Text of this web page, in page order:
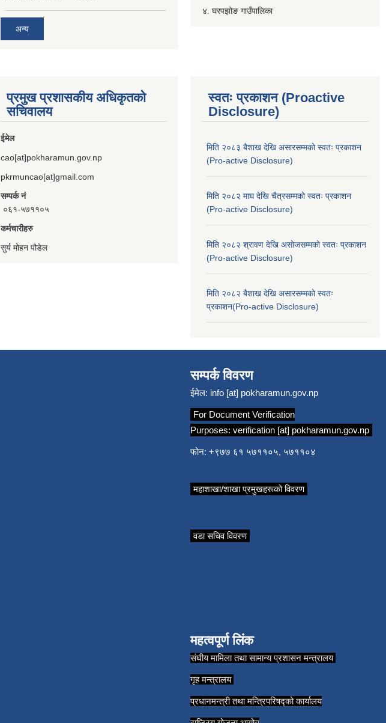
अन्य
४. घरपझोङ गाउँपालिका
प्रमुख प्रशासकीय अधिकृतको
सचिवालय
ईमेल
cao[at]pokharamun.gov.np
pkrmuncao[at]gmail.com
सम्पर्क नं
०६१-५७११०५
कर्मचारीहरु
सुर्य मोहन पौडेल
स्वतः प्रकाशन (Proactive
Disclosure)
मिति २०८३ बैशाख देखि असारसम्मको स्वतः प्रकाशन
(Pro-active Disclosure)
मिति २०८२ माघ देखि चैत्रसम्मको स्वतः प्रकाशन
(Pro-active Disclosure)
मिति २०८२ श्रावण देखि असोजसम्मको स्वतः प्रकाशन
(Pro-active Disclosure)
मिति २०८२ बैशाख देखि असारसम्मको स्वतः
प्रकाशन(Pro-active Disclosure)
सम्पर्क विवरण
ईमेल: info [at] pokharamun.gov.np
For Document Verification
Purposes: verification [at] pokharamun.gov.np
फोन: +९७७ ६१ ५७११०५, ५७११०४
महाशाखा/शाखा प्रमुखहरूको विवरण
वडा सचिव विवरण
महत्वपूर्ण लिंक
संघीय मामिला तथा सामान्य प्रशासन मन्त्रालय
गृह मन्त्रालय
प्रधानमन्त्री तथा मन्त्रिपरिषद्को कार्यालय